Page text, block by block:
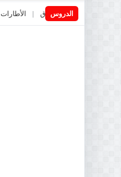
الدروس
اعمال او صيانة الطرق الأطارات